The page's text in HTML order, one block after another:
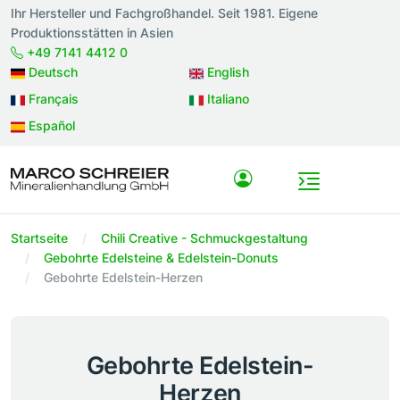
Ihr Hersteller und Fachgroßhandel. Seit 1981. Eigene
Produktionsstätten in Asien
+49 7141 4412 0
Deutsch
English
Français
Italiano
Español
Startseite
Chili Creative - Schmuckgestaltung
Gebohrte Edelsteine & Edelstein-Donuts
Gebohrte Edelstein-Herzen
Gebohrte Edelstein-
Herzen